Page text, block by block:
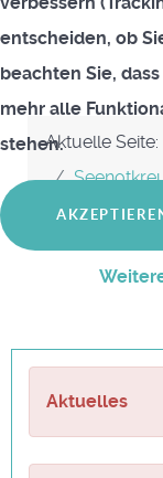
Aktuelle Seite:
Aktuelles
entscheiden, ob
beachten Sie,
mehr alle
stehen.